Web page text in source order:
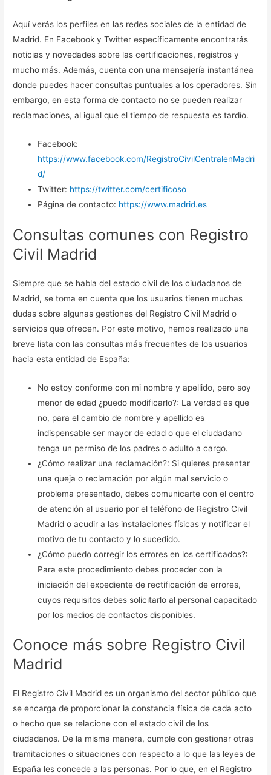
Aquí verás los perfiles en las redes sociales de la entidad de
Madrid. En Facebook y Twitter específicamente encontrarás
noticias y novedades sobre las certificaciones, registros y
mucho más. Además, cuenta con una mensajería instantánea
donde puedes hacer consultas puntuales a los operadores. Sin
embargo, en esta forma de contacto no se pueden realizar
reclamaciones, al igual que el tiempo de respuesta es tardío.
Facebook:
https://www.facebook.com/RegistroCivilCentralenMadri
d/
Twitter: https://twitter.com/certificoso
Página de contacto: https://www.madrid.es
Consultas comunes con Registro
Civil Madrid
Siempre que se habla del estado civil de los ciudadanos de
Madrid, se toma en cuenta que los usuarios tienen muchas
dudas sobre algunas gestiones del Registro Civil Madrid o
servicios que ofrecen. Por este motivo, hemos realizado una
breve lista con las consultas más frecuentes de los usuarios
hacia esta entidad de España:
No estoy conforme con mi nombre y apellido, pero soy
menor de edad ¿puedo modificarlo?: La verdad es que
no, para el cambio de nombre y apellido es
indispensable ser mayor de edad o que el ciudadano
tenga un permiso de los padres o adulto a cargo.
¿Cómo realizar una reclamación?: Si quieres presentar
una queja o reclamación por algún mal servicio o
problema presentado, debes comunicarte con el centro
de atención al usuario por el teléfono de Registro Civil
Madrid o acudir a las instalaciones físicas y notificar el
motivo de tu contacto y lo sucedido.
¿Cómo puedo corregir los errores en los certificados?:
Para este procedimiento debes proceder con la
iniciación del expediente de rectificación de errores,
cuyos requisitos debes solicitarlo al personal capacitado
por los medios de contactos disponibles.
Conoce más sobre Registro Civil
Madrid
El Registro Civil Madrid es un organismo del sector público que
se encarga de proporcionar la constancia física de cada acto
o hecho que se relacione con el estado civil de los
ciudadanos. De la misma manera, cumple con gestionar otras
tramitaciones o situaciones con respecto a lo que las leyes de
España les concede a las personas. Por lo que, en el Registro